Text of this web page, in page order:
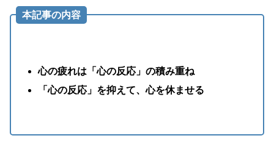
本記事の内容
心の疲れは「心の反応」の積み重ね
「心の反応」を抑えて、心を休ませる